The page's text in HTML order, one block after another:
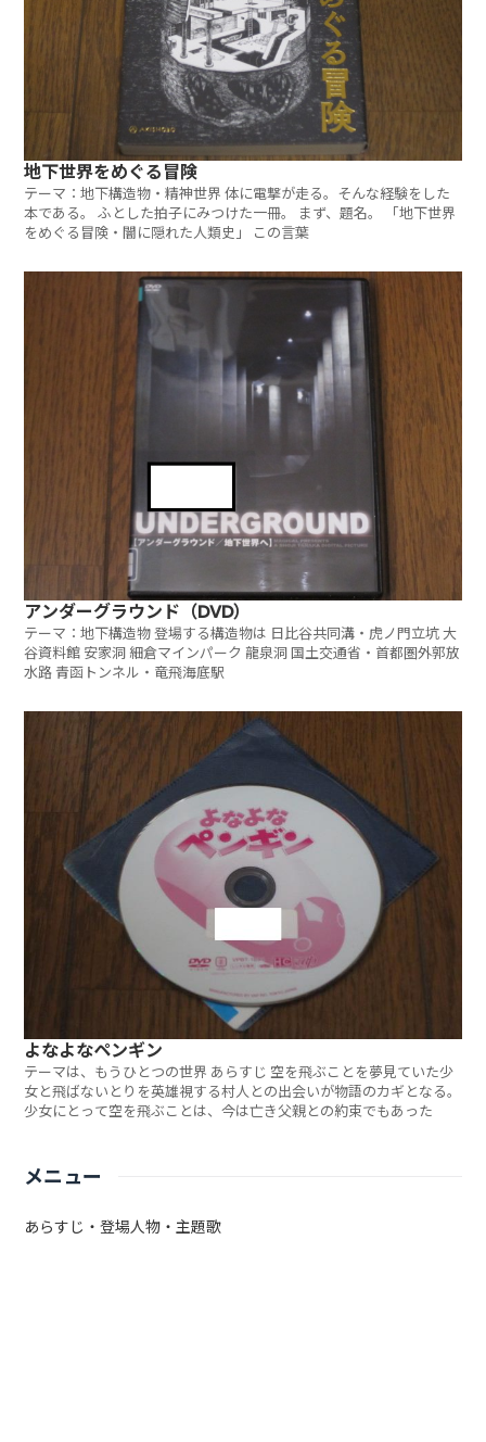
地下世界をめぐる冒険
テーマ：地下構造物・精神世界 体に電撃が走る。そんな経験をした
本である。 ふとした拍子にみつけた一冊。 まず、題名。 「地下世界
をめぐる冒険・闇に隠れた人類史」 この言葉
アンダーグラウンド（DVD）
テーマ：地下構造物 登場する構造物は 日比谷共同溝・虎ノ門立坑 大
谷資料館 安家洞 細倉マインパーク 龍泉洞 国土交通省・首都圏外郭放
水路 青函トンネル・竜飛海底駅
よなよなペンギン
テーマは、もうひとつの世界 あらすじ 空を飛ぶことを夢見ていた少
女と飛ばないとりを英雄視する村人との出会いが物語のカギとなる。
少女にとって空を飛ぶことは、今は亡き父親との約束でもあった
メニュー
あらすじ・登場人物・主題歌